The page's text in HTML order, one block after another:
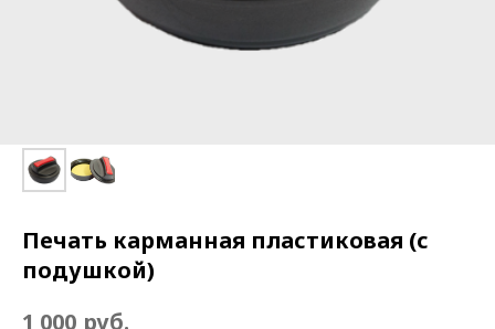
Печать карманная пластиковая (с
подушкой)
1 000 руб.